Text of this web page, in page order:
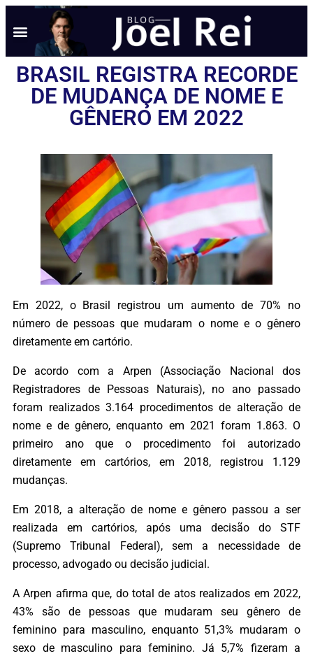
BRASIL REGISTRA RECORDE
DE MUDANÇA DE NOME E
GÊNERO EM 2022
Em 2022, o Brasil registrou um aumento de 70% no
número de pessoas que mudaram o nome e o gênero
diretamente em cartório.
De acordo com a Arpen (Associação Nacional dos
Registradores de Pessoas Naturais), no ano passado
foram realizados 3.164 procedimentos de alteração de
nome e de gênero, enquanto em 2021 foram 1.863. O
primeiro ano que o procedimento foi autorizado
diretamente em cartórios, em 2018, registrou 1.129
mudanças.
Em 2018, a alteração de nome e gênero passou a ser
realizada em cartórios, após uma decisão do STF
(Supremo Tribunal Federal), sem a necessidade de
processo, advogado ou decisão judicial.
A Arpen afirma que, do total de atos realizados em 2022,
43% são de pessoas que mudaram seu gênero de
feminino para masculino, enquanto 51,3% mudaram o
sexo de masculino para feminino. Já 5,7% fizeram a